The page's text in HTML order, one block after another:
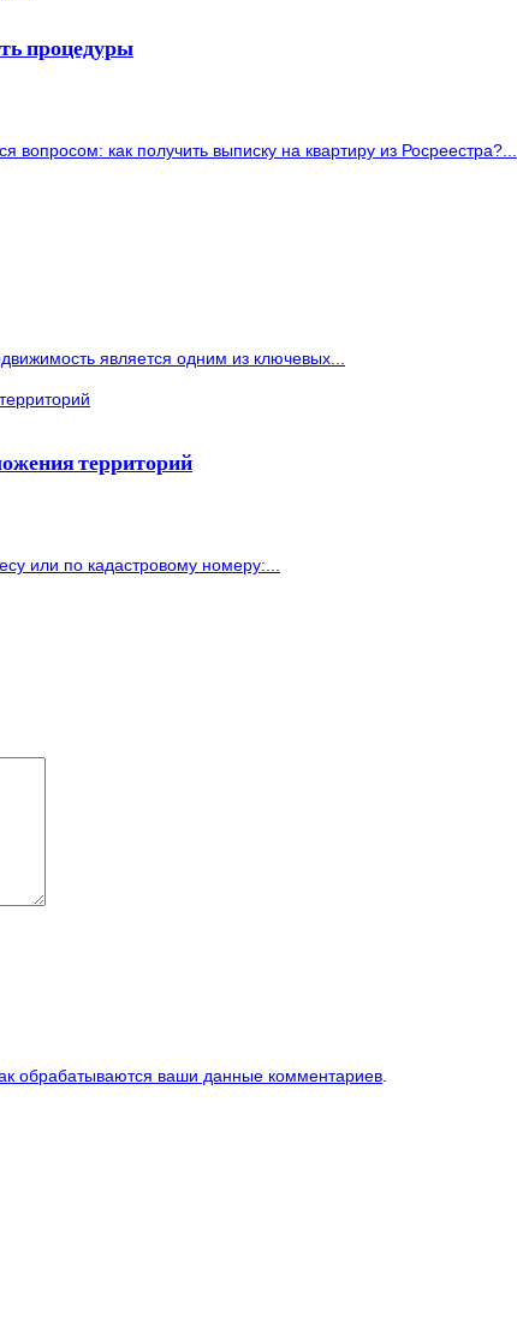
процедуры
как получить выписку на квартиру из Росреестра?...
является одним из ключевых...
территорий
или по кадастровому номеру:...
обрабатываются ваши данные комментариев